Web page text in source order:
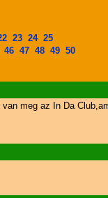
23 24 25
46 47 48 49 50
meg az In Da